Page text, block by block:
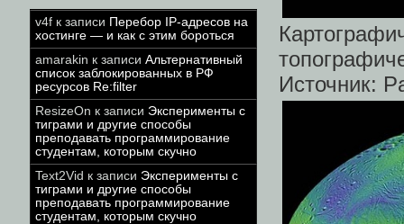
v4f к записи Перебор IP-адресов на
хостинге — и как с этим бороться
amarakin к записи Альтернативный
список заблокированных в РФ
ресурсов Re:filter
ResizeOn к записи Эксперименты с
тиграми и другие способы
преподавать программирование
студентам, которым скучно
Text2Vid к записи Эксперименты с
тиграми и другие способы
преподавать программирование
студентам, которым скучно
Источник: